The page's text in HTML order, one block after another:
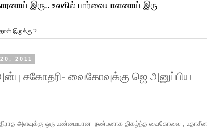
இரு.. உலகில் பார்வையாளனாய் இரு
இருக்கு ?
2011
சகோதரி- வைகோவுக்கு ஜெ அனுப்பிய
அளவுக்கு ஒரு உண்மையான நண்பனாக திகழ்ந்த வைகோவை , உதாசீன